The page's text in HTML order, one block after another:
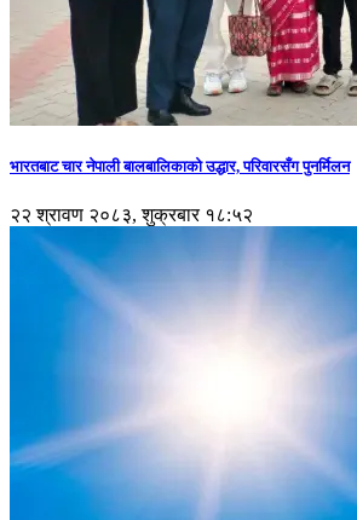
भारतबाट चार नेपाली बालबालिकाको उद्धार, परिवारसँग पुनर्मिलन
२२ श्रावण २०८३, शुक्रबार १८:५२